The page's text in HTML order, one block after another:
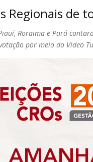
Regionais de
Roraima e Pará
por meio do Video